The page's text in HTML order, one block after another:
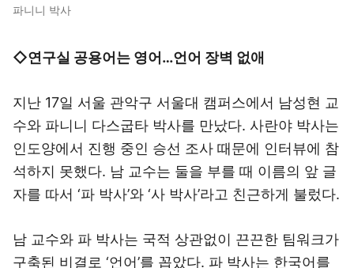
파니니 박사
◇연구실 공용어는 영어…언어 장벽 없애
지난 17일 서울 관악구 서울대 캠퍼스에서 남성현 교
수와 파니니 다스굽타 박사를 만났다. 사란야 박사는
인도양에서 진행 중인 승선 조사 때문에 인터뷰에 참
석하지 못했다. 남 교수는 둘을 부를 때 이름의 앞 글
자를 따서 ‘파 박사’와 ‘사 박사’라고 친근하게 불렀다.
남 교수와 파 박사는 국적 상관없이 끈끈한 팀워크가
구축된 비결로 ‘언어’를 꼽았다. 파 박사는 한국어를